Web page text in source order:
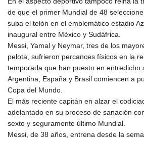
de que el primer Mundial de 48
suba el telón en el emblemático estadio
inaugural entre México y Sudáfrica.
Messi, Yamal y Neymar, tres de los
pelota, sufrieron percances físicos en la
temporada que han puesto en entredicho
Argentina, España y Brasil comiencen a
Copa del Mundo.
El más reciente capitán en alzar el
adelantado en su proceso de sanación
sexto y seguramente último Mundial.
Messi, de 38 años, entrena desde la